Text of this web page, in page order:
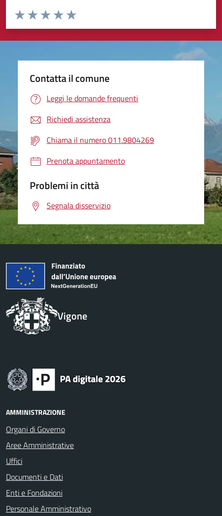
Valuta da 1 a 5 stelle la pagina
Valuta 5 stelle su 5
Valuta 4 stelle su 5
Valuta 3 stelle su 5
Valuta 2 stelle su 5
Valuta 1 stelle su 5
Contatta il comune
Leggi le domande frequenti
Richiedi assistenza
Chiama il numero 011.9804269
Prenota appuntamento
Problemi in città
Segnala disservizio
Vigone
AMMINISTRAZIONE
Organi di Governo
Aree Amministrative
Uffici
Documenti e Dati
Enti e Fondazioni
Personale Amministrativo